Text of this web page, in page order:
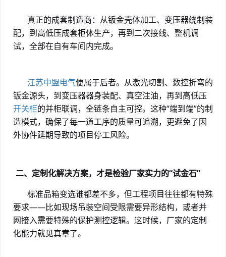
真正的成套制造商：从钣金壳体加工、变压器绕制装
配，到高低压成套柜体生产，再到二次接线、整机调
试，全部在自有车间内完成。
江苏中盟电气便属于后者。从激光切割、数控折弯的
钣金源头，到变压器器身装配、真空注油，再到高低压
开关柜的并柜联调，全链条自主可控。这种“端到端”的制
造模式，确保了每一道工序的质量可追溯，更避免了因
外协件延期导致的项目停工风险。
二、定制化解决方案，才是检验厂家实力的“试金石”
标准品箱变选谁都差不多，但工程项目往往都有特殊
要求——比如现场吊装空间受限需要异形结构，或者并
网接入需要特殊的保护测控逻辑。这时候，厂家的定制
化能力就见真章了。